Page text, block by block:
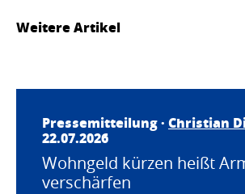
Weitere Artikel
Pressemitteilung · Christian
22.07.2026
Wohngeld kürzen heißt
verschärfen